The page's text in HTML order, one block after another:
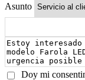
Asunto
Doy mi